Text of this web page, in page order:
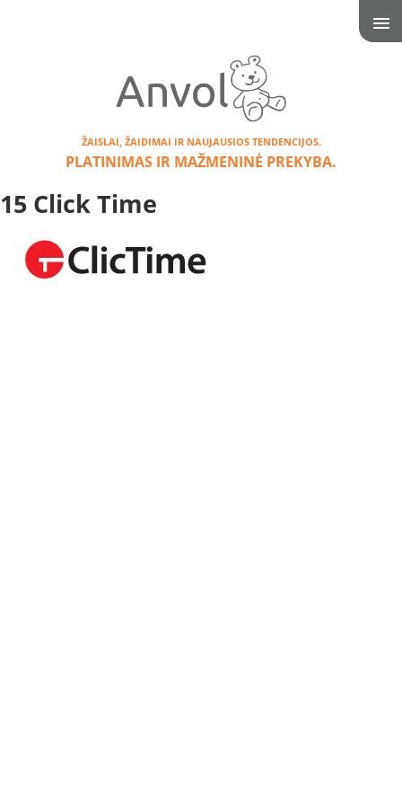
ŽAISLAI, ŽAIDIMAI IR NAUJAUSIOS TENDENCIJOS.
PLATINIMAS IR MAŽMENINĖ PREKYBA.
15 Click Time